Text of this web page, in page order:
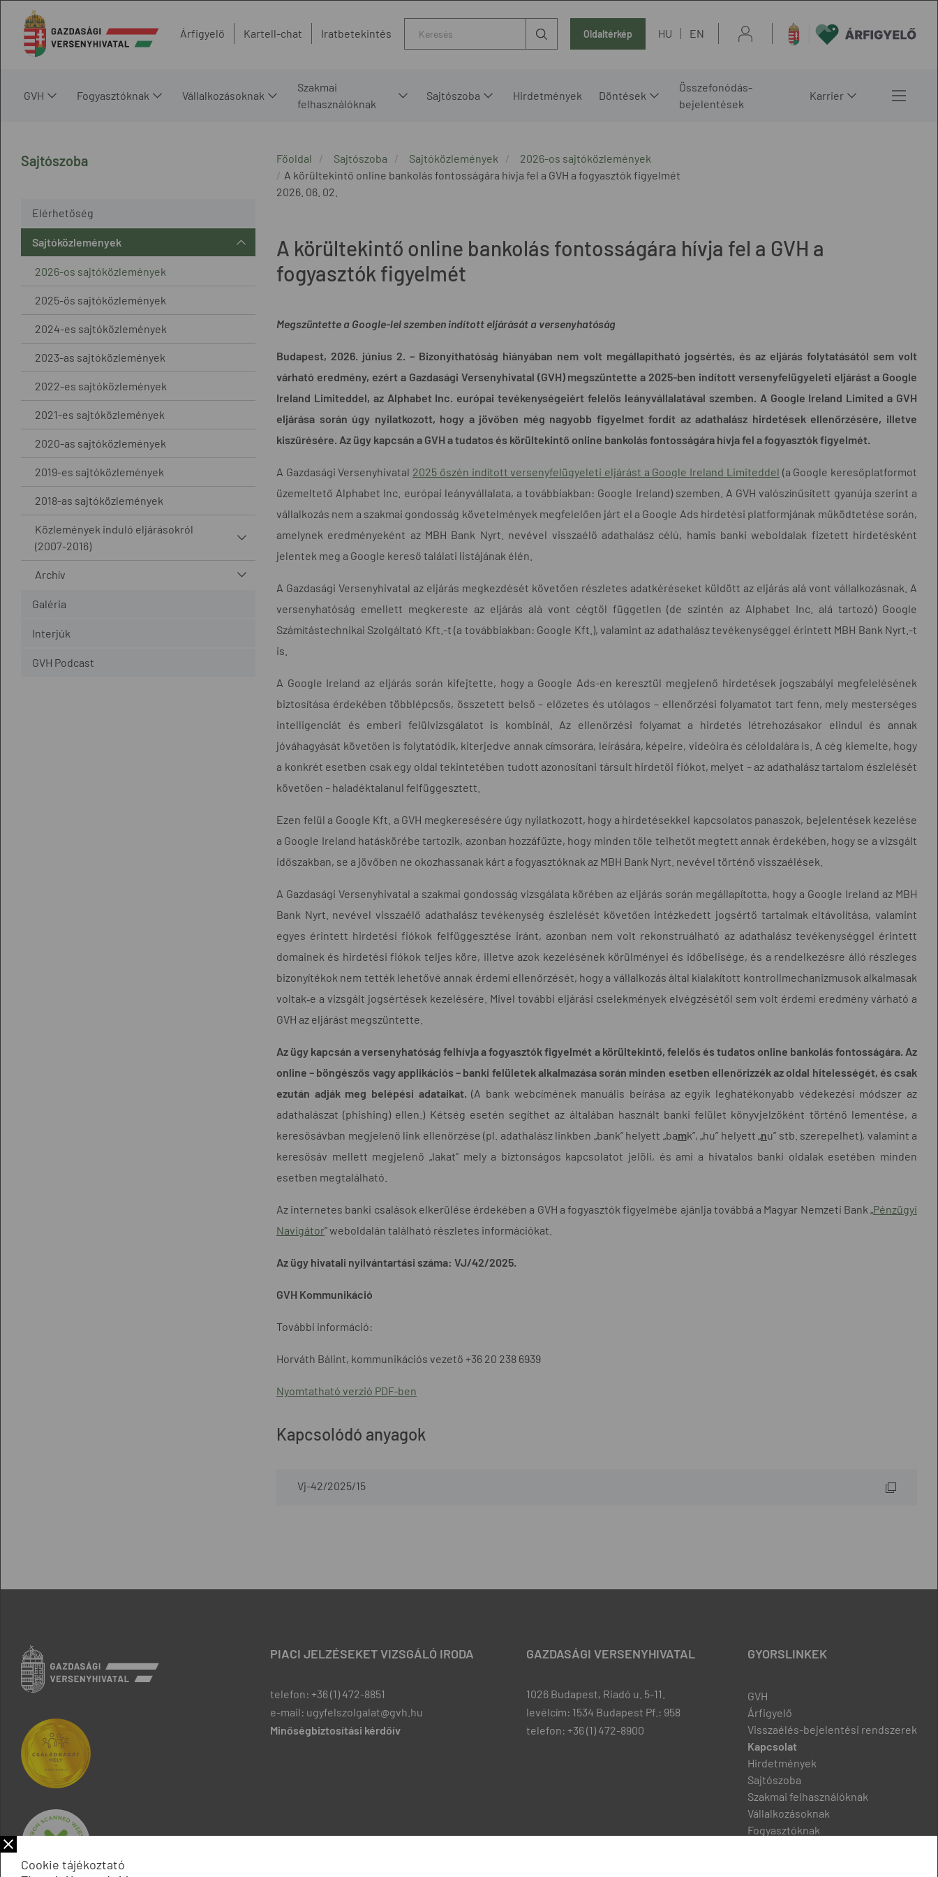
Árfigyelő Kartell-chat Iratbetekintés Oldaltérkép HU EN
GVH Fogyasztóknak Vállalkozásoknak
Szakmai
felhasználóknak
Sajtószoba Hirdetmények Döntések
Összefonódás-
bejelentések
Karrier
Sajtószoba
Elérhetőség
Sajtóközlemények
2026-os sajtóközlemények
2025-ös sajtóközlemények
2024-es sajtóközlemények
2023-as sajtóközlemények
2022-es sajtóközlemények
2021-es sajtóközlemények
2020-as sajtóközlemények
2019-es sajtóközlemények
2018-as sajtóközlemények
Közlemények induló eljárásokról
(2007-2016)
Archív
Galéria
Interjúk
GVH Podcast
Főoldal Sajtószoba Sajtóközlemények
2026-os sajtóközlemények
A körültekintő online bankolás fontosságára hívja fel a GVH a fogyasztók figyelmét
2026. 06. 02.
A körültekintő online bankolás fontosságára hívja fel a GVH a
fogyasztók figyelmét
Megszüntette a Google-lel szemben indított eljárását a versenyhatóság
Budapest, 2026. június 2. – Bizonyíthatóság hiányában nem volt megállapítható jogsértés, és az eljárás folytatásától sem volt
várható eredmény, ezért a Gazdasági Versenyhivatal (GVH) megszüntette a 2025-ben indított versenyfelügyeleti eljárást a Google
Ireland Limiteddel, az Alphabet Inc. európai tevékenységeiért felelős leányvállalatával szemben. A Google Ireland Limited a GVH
eljárása során úgy nyilatkozott, hogy a jövőben még nagyobb figyelmet fordít az adathalász hirdetések ellenőrzésére, illetve
kiszűrésére. Az ügy kapcsán a GVH a tudatos és körültekintő online bankolás fontosságára hívja fel a fogyasztók figyelmét.
A Gazdasági Versenyhivatal 2025 őszén indított versenyfelügyeleti eljárást a Google Ireland Limiteddel (a Google keresőplatformot
üzemeltető Alphabet Inc. európai leányvállalata, a továbbiakban: Google Ireland) szemben. A GVH valószínűsített gyanúja szerint a
vállalkozás nem a szakmai gondosság követelmények megfelelően járt el a Google Ads hirdetési platformjának működtetése során,
amelynek eredményeként az MBH Bank Nyrt. nevével visszaélő adathalász célú, hamis banki weboldalak fizetett hirdetésként
jelentek meg a Google kereső találati listájának élén.
A Gazdasági Versenyhivatal az eljárás megkezdését követően részletes adatkéréseket küldött az eljárás alá vont vállalkozásnak. A
versenyhatóság emellett megkereste az eljárás alá vont cégtől független (de szintén az Alphabet Inc. alá tartozó) Google
Számítástechnikai Szolgáltató Kft.-t (a továbbiakban: Google Kft.), valamint az adathalász tevékenységgel érintett MBH Bank Nyrt.-t
is.
A Google Ireland az eljárás során kifejtette, hogy a Google Ads-en keresztül megjelenő hirdetések jogszabályi megfelelésének
biztosítása érdekében többlépcsős, összetett belső – előzetes és utólagos – ellenőrzési folyamatot tart fenn, mely mesterséges
intelligenciát és emberi felülvizsgálatot is kombinál. Az ellenőrzési folyamat a hirdetés létrehozásakor elindul és annak
jóváhagyását követően is folytatódik, kiterjedve annak címsorára, leírására, képeire, videóira és céloldalára is. A cég kiemelte, hogy
a konkrét esetben csak egy oldal tekintetében tudott azonosítani társult hirdetői fiókot, melyet – az adathalász tartalom észlelését
követően – haladéktalanul felfüggesztett.
Ezen felül a Google Kft. a GVH megkeresésére úgy nyilatkozott, hogy a hirdetésekkel kapcsolatos panaszok, bejelentések kezelése
a Google Ireland hatáskörébe tartozik, azonban hozzáfűzte, hogy minden tőle telhetőt megtett annak érdekében, hogy se a vizsgált
időszakban, se a jövőben ne okozhassanak kárt a fogyasztóknak az MBH Bank Nyrt. nevével történő visszaélések.
A Gazdasági Versenyhivatal a szakmai gondosság vizsgálata körében az eljárás során megállapította, hogy a Google Ireland az MBH
Bank Nyrt. nevével visszaélő adathalász tevékenység észlelését követően intézkedett jogsértő tartalmak eltávolítása, valamint
egyes érintett hirdetési fiókok felfüggesztése iránt, azonban nem volt rekonstruálható az adathalász tevékenységgel érintett
domainek és hirdetési fiókok teljes köre, illetve azok kezelésének körülményei és időbelisége, és a rendelkezésre álló részleges
bizonyítékok nem tették lehetővé annak érdemi ellenőrzését, hogy a vállalkozás által kialakított kontrollmechanizmusok alkalmasak
voltak‑e a vizsgált jogsértések kezelésére. Mivel további eljárási cselekmények elvégzésétől sem volt érdemi eredmény várható a
GVH az eljárást megszüntette.
Az ügy kapcsán a versenyhatóság felhívja a fogyasztók figyelmét a körültekintő, felelős és tudatos online bankolás fontosságára. Az
online – böngészős vagy applikációs – banki felületek alkalmazása során minden esetben ellenőrizzék az oldal hitelességét, és csak
ezután adják meg belépési adataikat.(A bank webcímének manuális beírása az egyik leghatékonyabb védekezési módszer az
adathalászat (phishing) ellen.) Kétség esetén segíthet az általában használt banki felület könyvjelzőként történő lementése, a
keresősávban megjelenő link ellenőrzése (pl. adathalász linkben „bank” helyett „bamk”, „hu” helyett „nu” stb. szerepelhet), valamint a
keresősáv mellett megjelenő „lakat” mely a biztonságos kapcsolatot jelöli, és ami a hivatalos banki oldalak esetében minden
esetben megtalálható.
Az internetes banki csalások elkerülése érdekében a GVH a fogyasztók figyelmébe ajánlja továbbá a Magyar Nemzeti Bank „Pénzügyi
Navigátor” weboldalán található részletes információkat.
Az ügy hivatali nyilvántartási száma: VJ/42/2025.
GVH Kommunikáció
További információ:
Horváth Bálint, kommunikációs vezető +36 20 238 6939
Nyomtatható verzió PDF-ben
Kapcsolódó anyagok
Vj-42/2025/15
PIACI JELZÉSEKET VIZSGÁLÓ IRODA
telefon: +36 (1) 472-8851
e-mail: ugyfelszolgalat@gvh.hu
Minőségbiztosítási kérdőív
GAZDASÁGI VERSENYHIVATAL
1026 Budapest, Riadó u. 5-11.
levélcím: 1534 Budapest Pf.: 958
telefon: +36 (1) 472-8900
GYORSLINKEK
GVH
Árfigyelő
Visszaélés-bejelentési rendszerek
Kapcsolat
Hirdetmények
Sajtószoba
Szakmai felhasználóknak
Vállalkozásoknak
Fogyasztóknak
Cookie tájékoztató